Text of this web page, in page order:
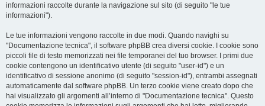
informazioni raccolte durante la navigazione sul sito (di seguito "le tue
informazioni").
Le tue informazioni vengono raccolte in due modi. Quando navighi su
"Documentazione tecnica", il software phpBB crea diversi cookie. I cookie sono
piccoli file di testo memorizzati nei file temporanei del tuo browser. I primi due
cookie contengono un identificativo utente (di seguito "user-id") e un
identificativo di sessione anonimo (di seguito "session-id"), entrambi assegnati
automaticamente dal software phpBB. Un terzo cookie viene creato dopo che
hai visualizzato gli argomenti all’interno di "Documentazione tecnica". Questo